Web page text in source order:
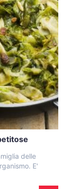
delle
E'